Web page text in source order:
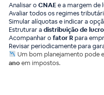
Analisar oCNAEe a margem de
Avaliar todos os regimes
Simular alíquotas e indicar a
Estruturar adistribuição de
Acompanhar ofator Rpara
Revisar periodicamente para
Um bom planejamento pode
anoem impostos.